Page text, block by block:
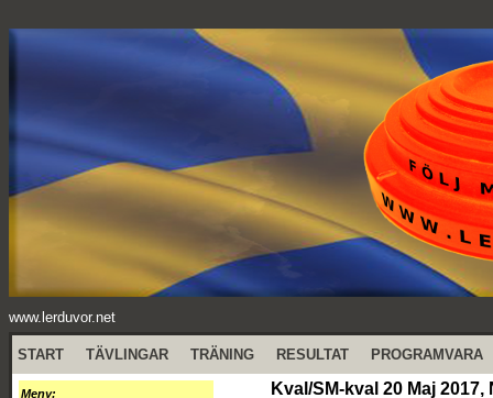
www.lerduvor.net
START TÄVLINGAR TRÄNING RESULTAT PROGRAMVARA
Meny: Kval/SM-kval 20 Maj